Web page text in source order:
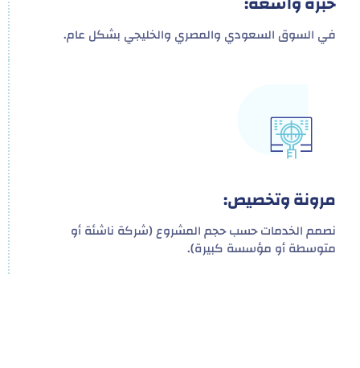
في السوق السعودي والمصري والخليجي بشكل عام.
مرونة وتخصيص:
نصمم الخدمات حسب حجم المشروع (شركة ناشئة أو
متوسطة أو مؤسسة كبيرة).